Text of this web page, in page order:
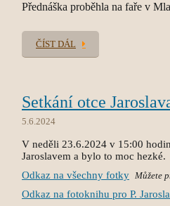
Přednáška proběhla na faře v
ČÍST DÁL
Setkání otce
5.6.2024
V neděli 23.6.2024 v 15:00
Jaroslavem a bylo to moc hezké.
Odkaz na všechny fotky Můžete
Odkaz na fotoknihu pro P.